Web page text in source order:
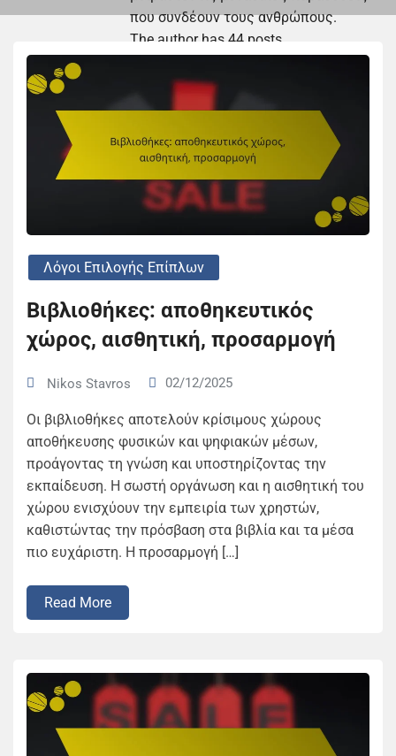
που συνδέουν τους ανθρώπους.
The author has 44 posts
Λόγοι Επιλογής Επίπλων
Βιβλιοθήκες: αποθηκευτικός
χώρος, αισθητική, προσαρμογή
Nikos Stavros 02/12/2025
Οι βιβλιοθήκες αποτελούν κρίσιμους χώρους
αποθήκευσης φυσικών και ψηφιακών μέσων,
προάγοντας τη γνώση και υποστηρίζοντας την
εκπαίδευση. Η σωστή οργάνωση και η αισθητική του
χώρου ενισχύουν την εμπειρία των χρηστών,
καθιστώντας την πρόσβαση στα βιβλία και τα μέσα
πιο ευχάριστη. Η προσαρμογή […]
Read More